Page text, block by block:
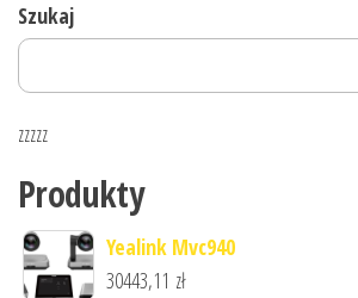
Szukaj
zzzzz
Produkty
Yealink Mvc940
30443,11 zł